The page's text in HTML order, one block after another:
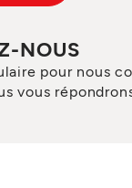
NOUS
pour nous
vous